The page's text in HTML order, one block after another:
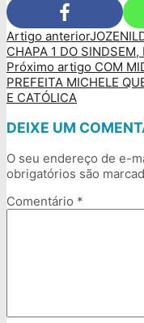
Artigo anterior
CHAPA 1 DO
Próximo artigo COM
PREFEITA MICHELE
E CATÓLICA
DEIXE UM
O seu endereço de e-
obrigatórios são
Comentário *